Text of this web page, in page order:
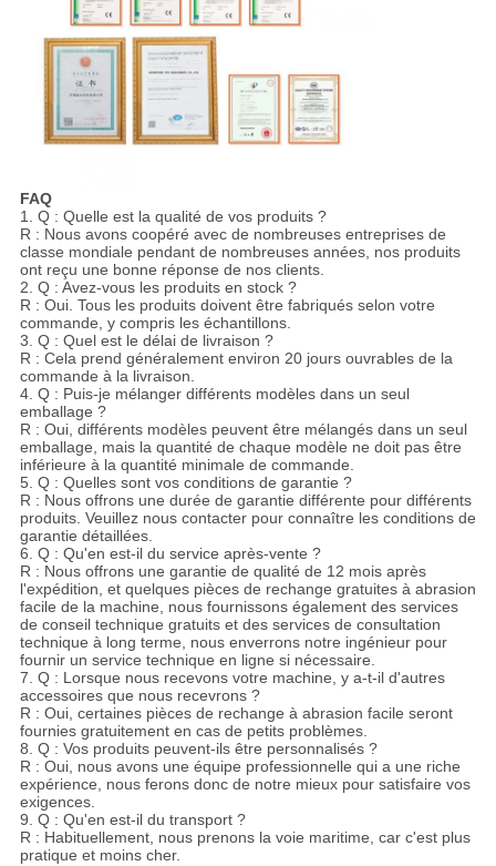
FAQ
1. Q : Quelle est la qualité de vos produits ?
R : Nous avons coopéré avec de nombreuses entreprises de
classe mondiale pendant de nombreuses années, nos produits
ont reçu une bonne réponse de nos clients.
2. Q : Avez-vous les produits en stock ?
R : Oui. Tous les produits doivent être fabriqués selon votre
commande, y compris les échantillons.
3. Q : Quel est le délai de livraison ?
R : Cela prend généralement environ 20 jours ouvrables de la
commande à la livraison.
4. Q : Puis-je mélanger différents modèles dans un seul
emballage ?
R : Oui, différents modèles peuvent être mélangés dans un seul
emballage, mais la quantité de chaque modèle ne doit pas être
inférieure à la quantité minimale de commande.
5. Q : Quelles sont vos conditions de garantie ?
R : Nous offrons une durée de garantie différente pour différents
produits. Veuillez nous contacter pour connaître les conditions de
garantie détaillées.
6. Q : Qu'en est-il du service après-vente ?
R : Nous offrons une garantie de qualité de 12 mois après
l'expédition, et quelques pièces de rechange gratuites à abrasion
facile de la machine, nous fournissons également des services
de conseil technique gratuits et des services de consultation
technique à long terme, nous enverrons notre ingénieur pour
fournir un service technique en ligne si nécessaire.
7. Q : Lorsque nous recevons votre machine, y a-t-il d'autres
accessoires que nous recevrons ?
R : Oui, certaines pièces de rechange à abrasion facile seront
fournies gratuitement en cas de petits problèmes.
8. Q : Vos produits peuvent-ils être personnalisés ?
R : Oui, nous avons une équipe professionnelle qui a une riche
expérience, nous ferons donc de notre mieux pour satisfaire vos
exigences.
9. Q : Qu'en est-il du transport ?
R : Habituellement, nous prenons la voie maritime, car c'est plus
pratique et moins cher.